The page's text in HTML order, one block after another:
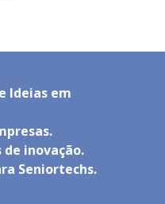
Ideias em
de inovação.
Seniortechs.